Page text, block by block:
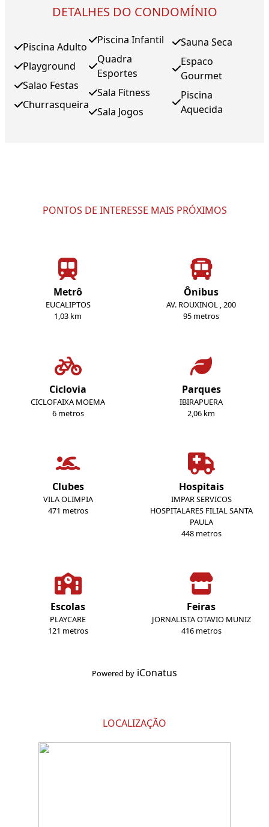
DETALHES DO CONDOMÍNIO
Piscina Adulto
Playground
Salao Festas
Churrasqueira
Piscina Infantil
Quadra
Esportes
Sala Fitness
Sala Jogos
Sauna Seca
Espaco
Gourmet
Piscina
Aquecida
PONTOS DE INTERESSE MAIS PRÓXIMOS
Metrô
EUCALIPTOS
1,03 km
Ônibus
AV. ROUXINOL , 200
95 metros
Ciclovia
CICLOFAIXA MOEMA
6 metros
Parques
IBIRAPUERA
2,06 km
Clubes
VILA OLIMPIA
471 metros
Hospitais
IMPAR SERVICOS
HOSPITALARES FILIAL SANTA
PAULA
448 metros
Escolas
PLAYCARE
121 metros
Feiras
JORNALISTA OTAVIO MUNIZ
416 metros
Powered by iConatus
LOCALIZAÇÃO